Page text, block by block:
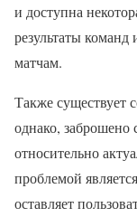
и доступна
результаты
матчам.
Также существует
однако, заброшено
относительно
проблемой
оставляет